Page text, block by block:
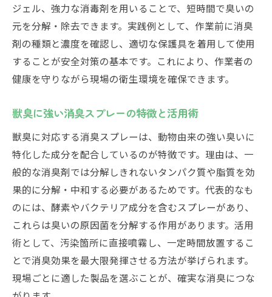
ジェル、強力な消毒剤を用いることで、短時間で臭いの
元を分解・除去できます。実践例として、作業前に消臭
剤の種類と濃度を確認し、適切な保護具を着用して使用
することが安全対策の基本です。これにより、作業者の
健康を守りながら現場の衛生環境を確保できます。
獣臭に強い消臭スプレーの特徴と活用術
獣臭に対応する消臭スプレーは、動物由来の強い臭いに
特化した成分を配合しているのが特徴です。理由は、一
般的な消臭剤では分解しきれないタンパク質や脂質を効
果的に分解・中和する必要があるためです。代表的なも
のには、酵素やバクテリア成分を含むスプレーがあり、
これらは臭いの原因菌を分解する作用があります。活用
術として、汚染箇所に直接噴霧し、一定時間放置するこ
とで消臭効果を最大限発揮させる方法が挙げられます。
現場ごとに適した製品を選ぶことが、確実な消臭につな